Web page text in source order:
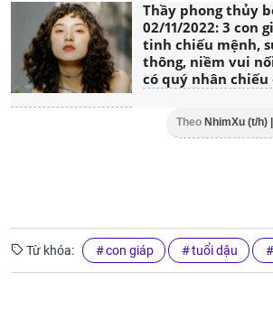
Thầy phong thủy
02/11/2022: 3 con
tinh chiếu mệnh,
thông, niềm vui
có quý nhân chiếu
Theo NhimXu (t/h)
Từ khóa: con giáp tuổi dậu